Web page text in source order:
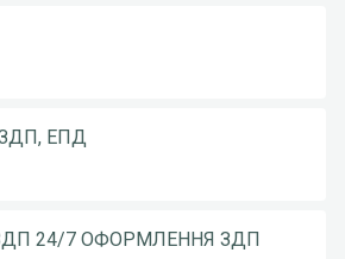
ЕПД
24/7 ОФОРМЛЕННЯ ЗДП